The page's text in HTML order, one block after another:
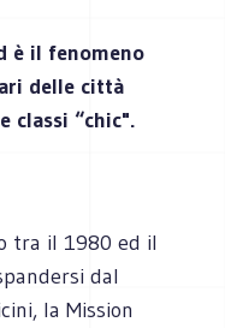
è il fenomeno
delle città
classi “chic".
tra il 1980 ed il
dal
la Mission